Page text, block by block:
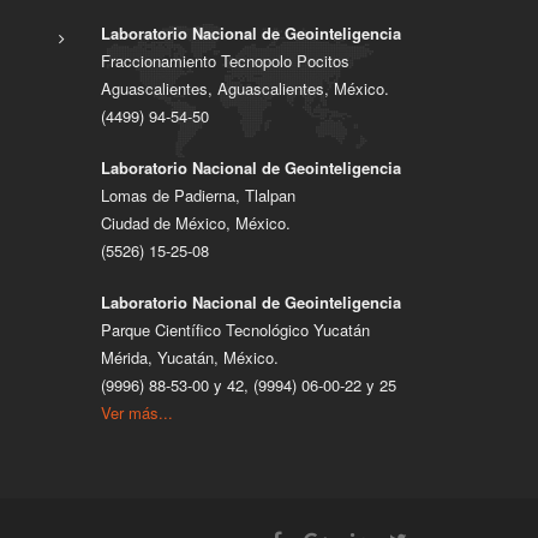
Laboratorio Nacional de Geointeligencia
Fraccionamiento Tecnopolo Pocitos
Aguascalientes, Aguascalientes, México.
(4499) 94-54-50
Laboratorio Nacional de Geointeligencia
Lomas de Padierna, Tlalpan
Ciudad de México, México.
(5526) 15-25-08
Laboratorio Nacional de Geointeligencia
Parque Científico Tecnológico Yucatán
Mérida, Yucatán, México.
(9996) 88-53-00 y 42, (9994) 06-00-22 y 25
Ver más...